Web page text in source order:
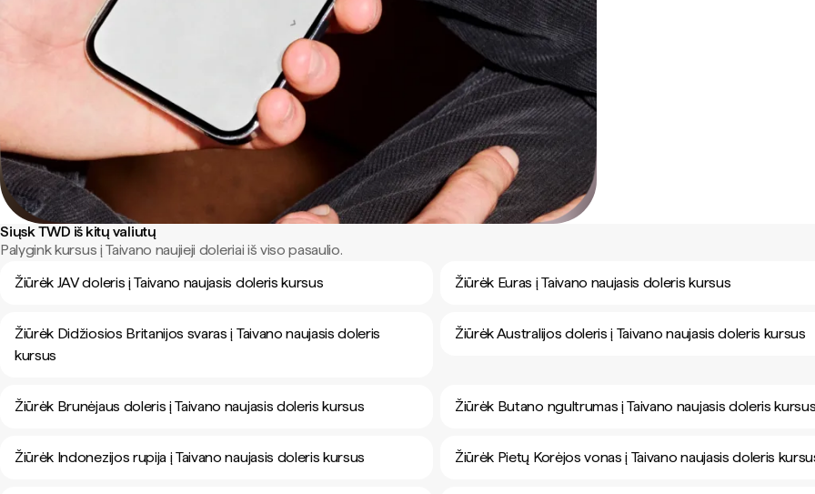
Siųsk TWD iš kitų valiutų
Palygink kursus į Taivano naujieji doleriai iš viso pasaulio.
Žiūrėk JAV doleris į Taivano naujasis doleris kursus
Žiūrėk Euras į Taivano naujasis doleris kursus
Žiūrėk Didžiosios Britanijos svaras į Taivano naujasis doleris
kursus
Žiūrėk Australijos doleris į Taivano naujasis doleris kursus
Žiūrėk Brunėjaus doleris į Taivano naujasis doleris kursus Žiūrėk Butano ngultrumas į Taivano naujasis doleris
Žiūrėk Indonezijos rupija į Taivano naujasis doleris kursus Žiūrėk Pietų Korėjos vonas į Taivano naujasis doleris